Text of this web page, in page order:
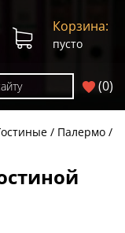
(0)
Корзина:
пусто
Палермо